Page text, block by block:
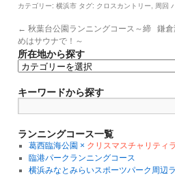
カテゴリー:横浜市 タグ: クロスカントリー, 周回
← 秋葉台公園ランニングコース～締
めはサウナで！～
鎌
所在地から探す
所
地
ら
す
キーワードから探す
ランニングコース一覧
葛西臨海公園 × クリスマスチャリティ
臨港パークランニングコース
横浜みなとみらいスポーツパーク周辺